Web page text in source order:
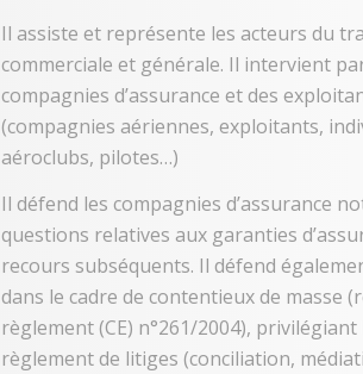
Il assiste et représente les acteurs du
commerciale et générale. Il intervient
compagnies d’assurance et des
(compagnies aériennes, exploitants,
aéroclubs, pilotes…)
Il défend les compagnies d’assurance
questions relatives aux garanties
recours subséquents. Il défend
dans le cadre de contentieux de masse
règlement (CE) n°261/2004),
règlement de litiges (conciliation,